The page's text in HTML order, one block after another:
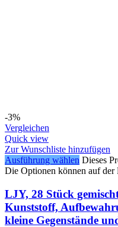
-3%
Vergleichen
Quick view
Zur Wunschliste hinzufügen
Ausführung wählen Dieses
Die Optionen können auf der
LJY, 28 Stück
Kunststoff,
kleine Gegenstände